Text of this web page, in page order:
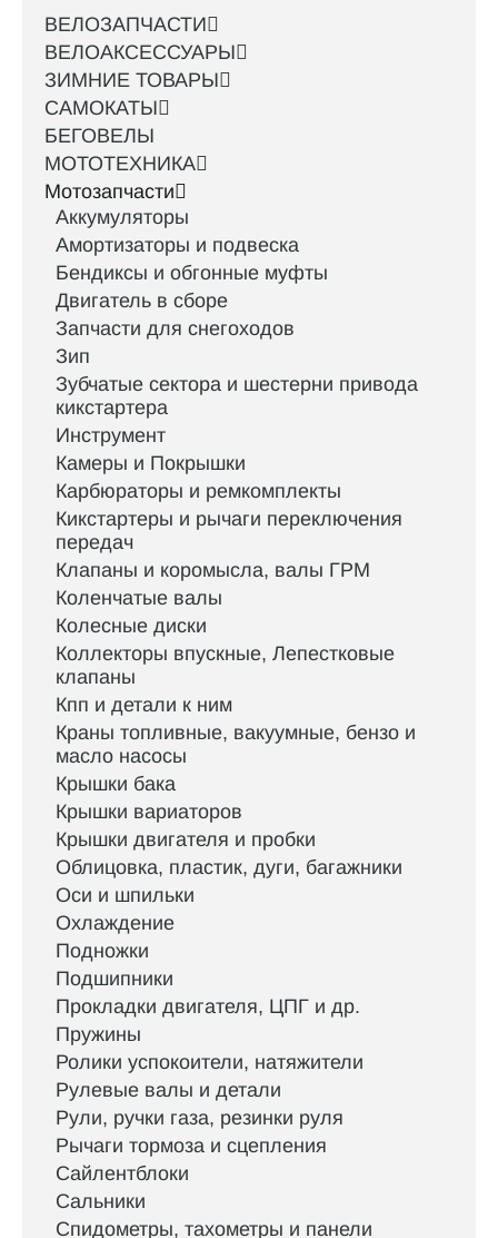
ВЕЛОЗАПЧАСТИ
ВЕЛОАКСЕССУАРЫ
ЗИМНИЕ ТОВАРЫ
САМОКАТЫ
БЕГОВЕЛЫ
МОТОТЕХНИКА
Мотозапчасти
Аккумуляторы
Амортизаторы и подвеска
Бендиксы и обгонные муфты
Двигатель в сборе
Запчасти для снегоходов
Зип
Зубчатые сектора и шестерни привода
кикстартера
Инструмент
Камеры и Покрышки
Карбюраторы и ремкомплекты
Кикстартеры и рычаги переключения
передач
Клапаны и коромысла, валы ГРМ
Коленчатые валы
Колесные диски
Коллекторы впускные, Лепестковые
клапаны
Кпп и детали к ним
Краны топливные, вакуумные, бензо и
масло насосы
Крышки бака
Крышки вариаторов
Крышки двигателя и пробки
Облицовка, пластик, дуги, багажники
Оси и шпильки
Охлаждение
Подножки
Подшипники
Прокладки двигателя, ЦПГ и др.
Пружины
Ролики успокоители, натяжители
Рулевые валы и детали
Рули, ручки газа, резинки руля
Рычаги тормоза и сцепления
Сайлентблоки
Сальники
Спидометры, тахометры и панели